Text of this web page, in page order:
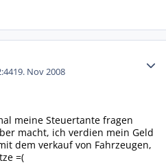
19. Nov 2008
meine Steuertante fragen
macht, ich verdien mein Geld
dem verkauf von Fahrzeugen,
=(